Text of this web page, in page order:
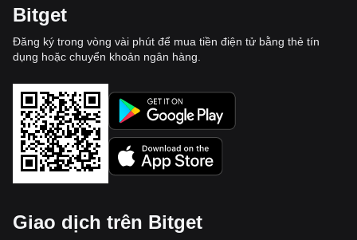
Bitget
Đăng ký trong vòng vài phút để mua tiền điện tử bằng thẻ tín
dụng hoặc chuyển khoản ngân hàng.
Giao dịch trên Bitget